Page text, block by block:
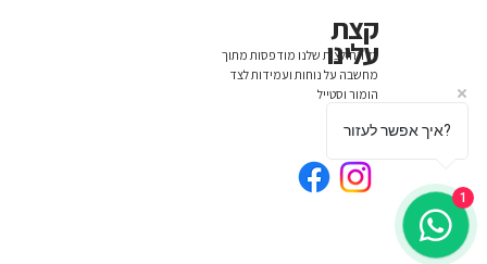
כל החולצות שלנו מודפסות מתוך
מחשבה על נוחות ועמידות לצד
הומור וסטייל
קצת
עלינו
איך אפשר לעזור?
1